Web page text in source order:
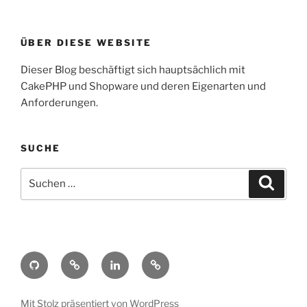
ÜBER DIESE WEBSITE
Dieser Blog beschäftigt sich hauptsächlich mit
CakePHP und Shopware und deren Eigenarten und
Anforderungen.
SUCHE
nach:
Github Gitlab LinkedInXING
Mit Stolz präsentiert von WordPress